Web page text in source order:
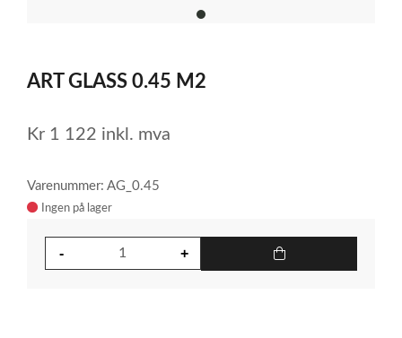
item
of
ART GLASS 0.45 M2
Kr 1 122 inkl. mva
Varenummer: AG_0.45
Ingen på lager